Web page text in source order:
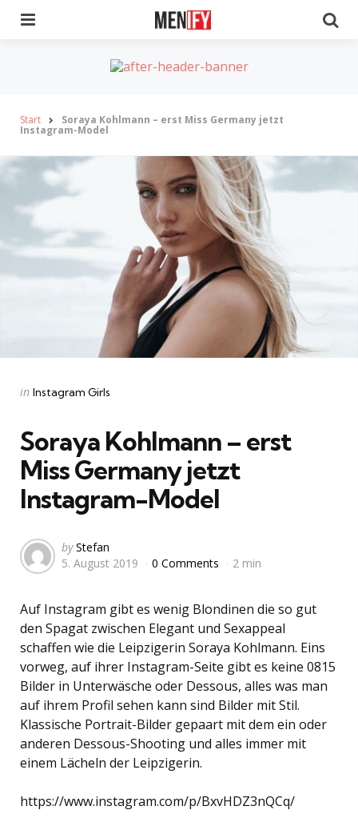
Start Soraya Kohlmann – erst Miss Germany jetzt
Instagram-Model
Categories
Posted
in Instagram Girls
Soraya Kohlmann – erst
Miss Germany jetzt
Instagram-Model
Posted
by
by Stefan
5. August 2019
0 Comments 2 min
Auf Instagram gibt es wenig Blondinen die so gut
den Spagat zwischen Elegant und Sexappeal
schaffen wie die Leipzigerin Soraya Kohlmann. Eins
vorweg, auf ihrer Instagram-Seite gibt es keine 0815
Bilder in Unterwäsche oder Dessous, alles was man
auf ihrem Profil sehen kann sind Bilder mit Stil.
Klassische Portrait-Bilder gepaart mit dem ein oder
anderen Dessous-Shooting und alles immer mit
einem Lächeln der Leipzigerin.
https://www.instagram.com/p/BxvHDZ3nQCq/